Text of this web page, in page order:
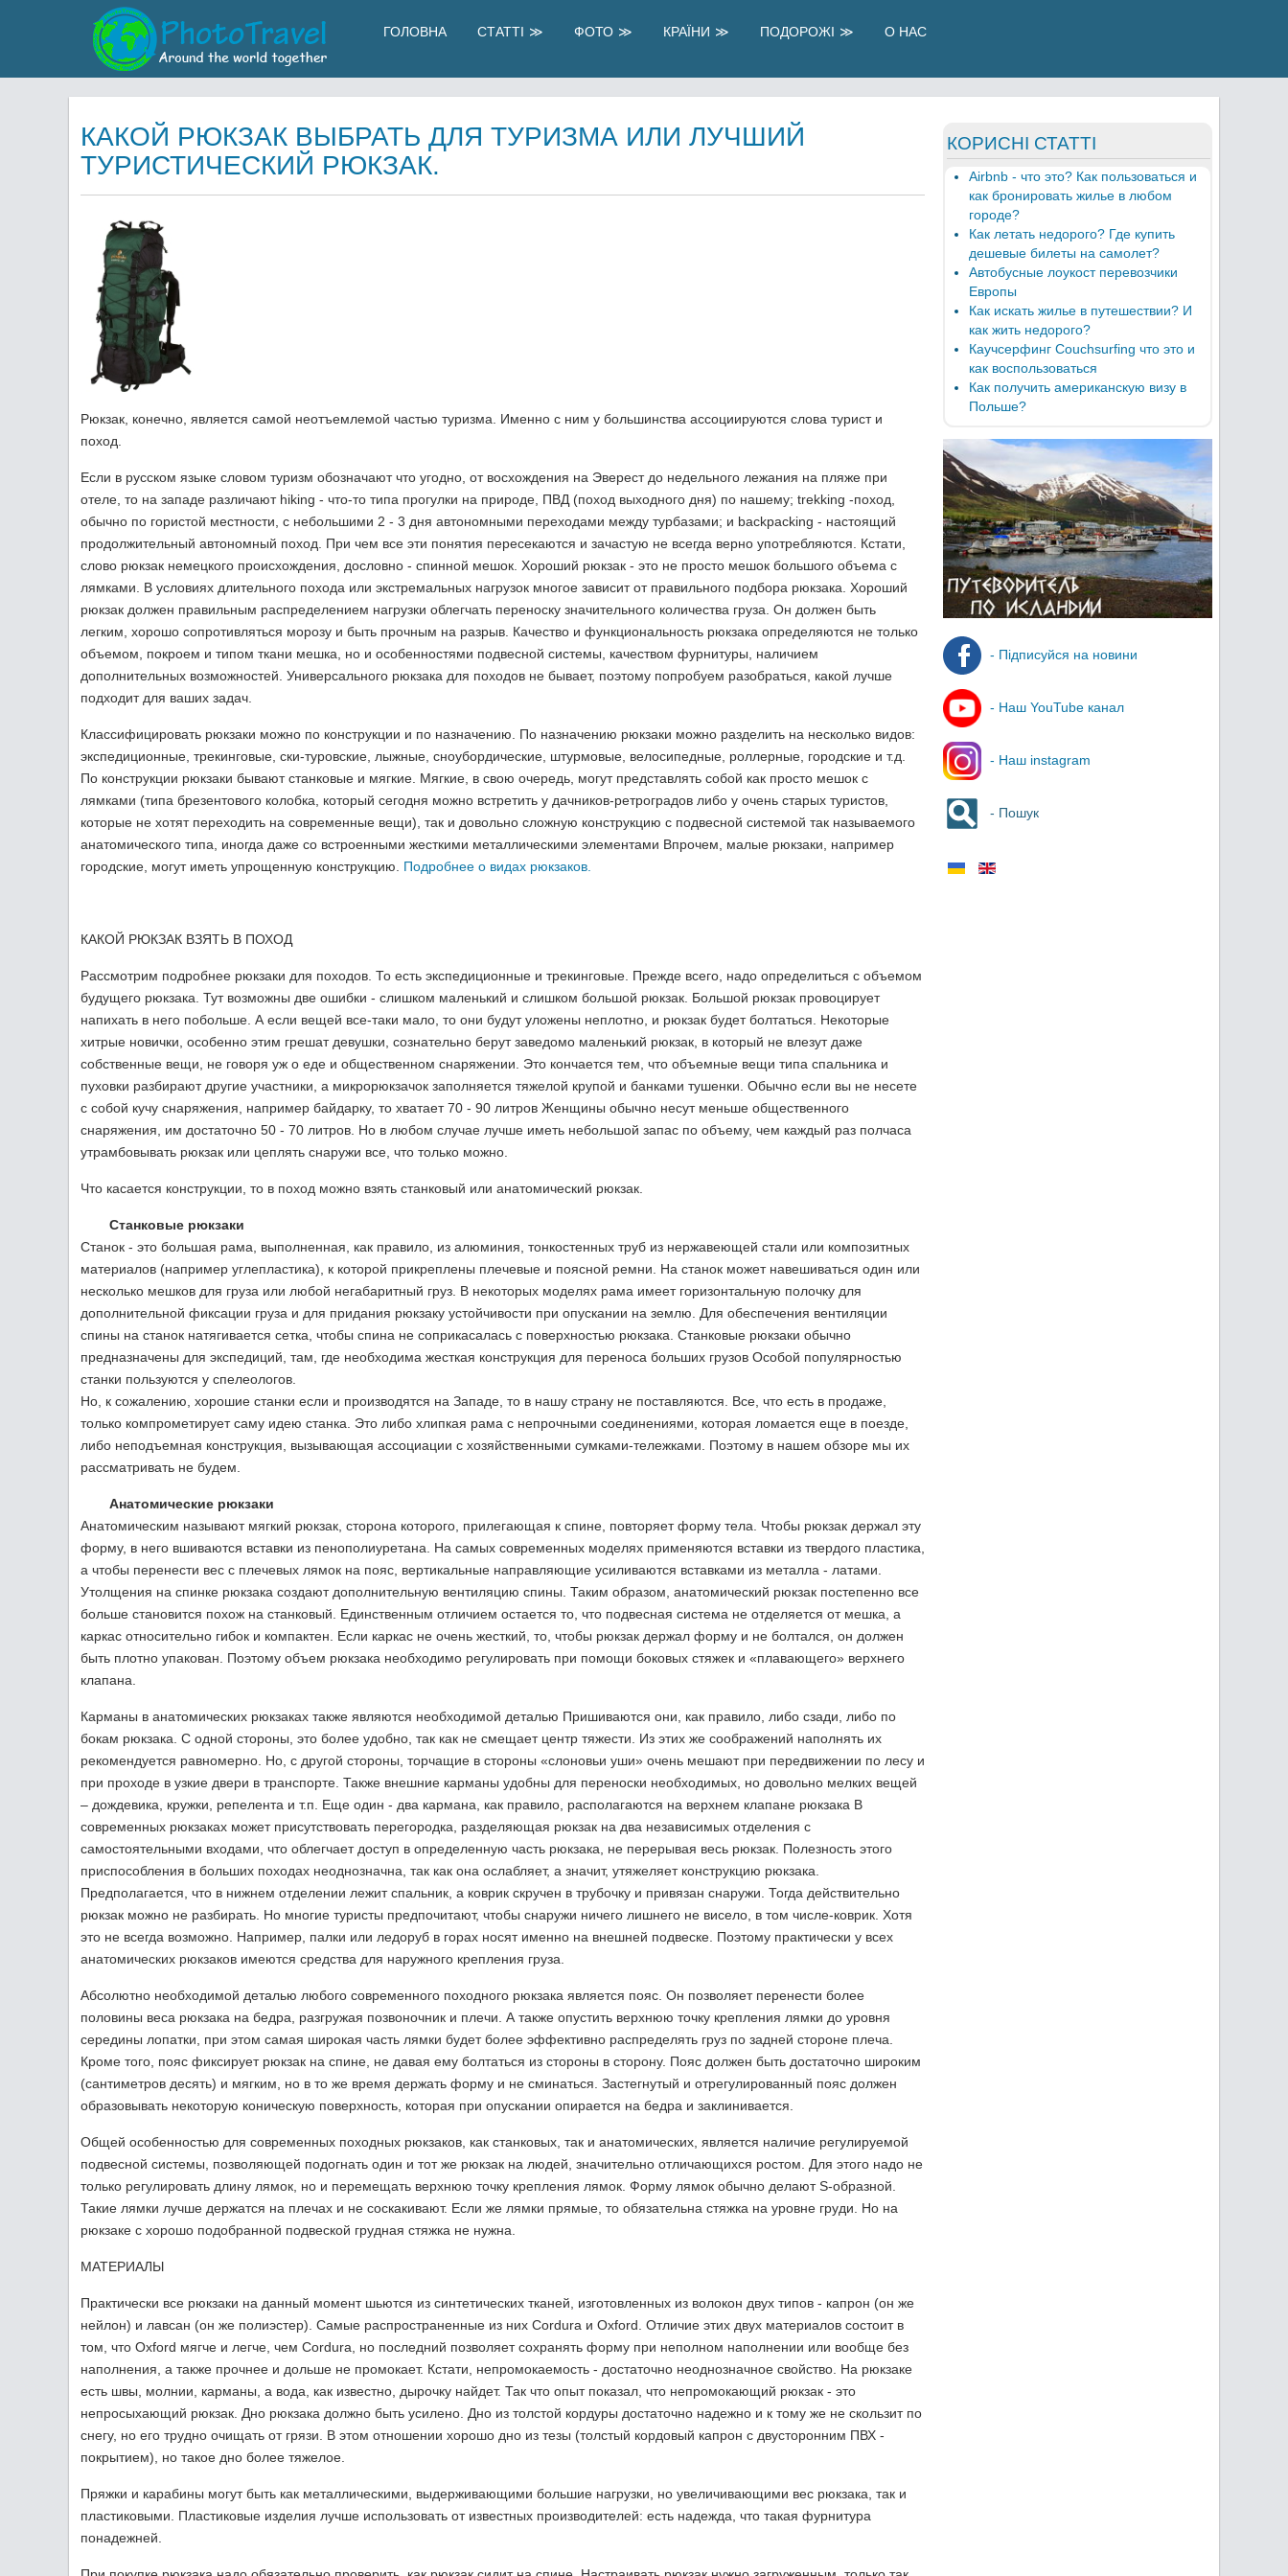
ГОЛОВНА СТАТТІ ФОТО КРАЇНИ ПОДОРОЖІ О НАС
КАКОЙ РЮКЗАК ВЫБРАТЬ ДЛЯ ТУРИЗМА ИЛИ ЛУЧШИЙ
ТУРИСТИЧЕСКИЙ РЮКЗАК.
Рюкзак, конечно, является самой неотъемлемой частью туризма. Именно с ним у большинства ассоциируются слова турист и
поход.
Если в русском языке словом туризм обозначают что угодно, от восхождения на Эверест до недельного лежания на пляже при
отеле, то на западе различают hiking - что-то типа прогулки на природе, ПВД (поход выходного дня) по нашему; trekking -поход,
обычно по гористой местности, с небольшими 2 - 3 дня автономными переходами между турбазами; и backpacking - настоящий
продолжительный автономный поход. При чем все эти понятия пересекаются и зачастую не всегда верно употребляются. Кстати,
слово рюкзак немецкого происхождения, дословно - спинной мешок. Хороший рюкзак - это не просто мешок большого объема с
лямками. В условиях длительного похода или экстремальных нагрузок многое зависит от правильного подбора рюкзака. Хороший
рюкзак должен правильным распределением нагрузки облегчать переноску значительного количества груза. Он должен быть
легким, хорошо сопротивляться морозу и быть прочным на разрыв. Качество и функциональность рюкзака определяются не только
объемом, покроем и типом ткани мешка, но и особенностями подвесной системы, качеством фурнитуры, наличием
дополнительных возможностей. Универсального рюкзака для походов не бывает, поэтому попробуем разобраться, какой лучше
подходит для ваших задач.
Классифицировать рюкзаки можно по конструкции и по назначению. По назначению рюкзаки можно разделить на несколько видов:
экспедиционные, трекинговые, ски-туровские, лыжные, сноубордические, штурмовые, велосипедные, роллерные, городские и т.д.
По конструкции рюкзаки бывают станковые и мягкие. Мягкие, в свою очередь, могут представлять собой как просто мешок с
лямками (типа брезентового колобка, который сегодня можно встретить у дачников-ретроградов либо у очень старых туристов,
которые не хотят переходить на современные вещи), так и довольно сложную конструкцию с подвесной системой так называемого
анатомического типа, иногда даже со встроенными жесткими металлическими элементами Впрочем, малые рюкзаки, например
городские, могут иметь упрощенную конструкцию. Подробнее о видах рюкзаков.
КАКОЙ РЮКЗАК ВЗЯТЬ В ПОХОД
Рассмотрим подробнее рюкзаки для походов. То есть экспедиционные и трекинговые. Прежде всего, надо определиться с объемом
будущего рюкзака. Тут возможны две ошибки - слишком маленький и слишком большой рюкзак. Большой рюкзак провоцирует
напихать в него побольше. А если вещей все-таки мало, то они будут уложены неплотно, и рюкзак будет болтаться. Некоторые
хитрые новички, особенно этим грешат девушки, сознательно берут заведомо маленький рюкзак, в который не влезут даже
собственные вещи, не говоря уж о еде и общественном снаряжении. Это кончается тем, что объемные вещи типа спальника и
пуховки разбирают другие участники, а микрорюкзачок заполняется тяжелой крупой и банками тушенки. Обычно если вы не несете
с собой кучу снаряжения, например байдарку, то хватает 70 - 90 литров Женщины обычно несут меньше общественного
снаряжения, им достаточно 50 - 70 литров. Но в любом случае лучше иметь небольшой запас по объему, чем каждый раз полчаса
утрамбовывать рюкзак или цеплять снаружи все, что только можно.
Что касается конструкции, то в поход можно взять станковый или анатомический рюкзак.
Станковые рюкзаки
Станок - это большая рама, выполненная, как правило, из алюминия, тонкостенных труб из нержавеющей стали или композитных
материалов (например углепластика), к которой прикреплены плечевые и поясной ремни. На станок может навешиваться один или
несколько мешков для груза или любой негабаритный груз. В некоторых моделях рама имеет горизонтальную полочку для
дополнительной фиксации груза и для придания рюкзаку устойчивости при опускании на землю. Для обеспечения вентиляции
спины на станок натягивается сетка, чтобы спина не соприкасалась с поверхностью рюкзака. Станковые рюкзаки обычно
предназначены для экспедиций, там, где необходима жесткая конструкция для переноса больших грузов Особой популярностью
станки пользуются у спелеологов.
Но, к сожалению, хорошие станки если и производятся на Западе, то в нашу страну не поставляются. Все, что есть в продаже,
только компрометирует саму идею станка. Это либо хлипкая рама с непрочными соединениями, которая ломается еще в поезде,
либо неподъемная конструкция, вызывающая ассоциации с хозяйственными сумками-тележками. Поэтому в нашем обзоре мы их
рассматривать не будем.
Анатомические рюкзаки
Анатомическим называют мягкий рюкзак, сторона которого, прилегающая к спине, повторяет форму тела. Чтобы рюкзак держал эту
форму, в него вшиваются вставки из пенополиуретана. На самых современных моделях применяются вставки из твердого пластика,
а чтобы перенести вес с плечевых лямок на пояс, вертикальные направляющие усиливаются вставками из металла - латами.
Утолщения на спинке рюкзака создают дополнительную вентиляцию спины. Таким образом, анатомический рюкзак постепенно все
больше становится похож на станковый. Единственным отличием остается то, что подвесная система не отделяется от мешка, а
каркас относительно гибок и компактен. Если каркас не очень жесткий, то, чтобы рюкзак держал форму и не болтался, он должен
быть плотно упакован. Поэтому объем рюкзака необходимо регулировать при помощи боковых стяжек и «плавающего» верхнего
клапана.
Карманы в анатомических рюкзаках также являются необходимой деталью Пришиваются они, как правило, либо сзади, либо по
бокам рюкзака. С одной стороны, это более удобно, так как не смещает центр тяжести. Из этих же соображений наполнять их
рекомендуется равномерно. Но, с другой стороны, торчащие в стороны «слоновьи уши» очень мешают при передвижении по лесу и
при проходе в узкие двери в транспорте. Также внешние карманы удобны для переноски необходимых, но довольно мелких вещей
– дождевика, кружки, репелента и т.п. Еще один - два кармана, как правило, располагаются на верхнем клапане рюкзака В
современных рюкзаках может присутствовать перегородка, разделяющая рюкзак на два независимых отделения с
самостоятельными входами, что облегчает доступ в определенную часть рюкзака, не перерывая весь рюкзак. Полезность этого
приспособления в больших походах неоднозначна, так как она ослабляет, а значит, утяжеляет конструкцию рюкзака.
Предполагается, что в нижнем отделении лежит спальник, а коврик скручен в трубочку и привязан снаружи. Тогда действительно
рюкзак можно не разбирать. Но многие туристы предпочитают, чтобы снаружи ничего лишнего не висело, в том числе-коврик. Хотя
это не всегда возможно. Например, палки или ледоруб в горах носят именно на внешней подвеске. Поэтому практически у всех
анатомических рюкзаков имеются средства для наружного крепления груза.
Абсолютно необходимой деталью любого современного походного рюкзака является пояс. Он позволяет перенести более
половины веса рюкзака на бедра, разгружая позвоночник и плечи. А также опустить верхнюю точку крепления лямки до уровня
середины лопатки, при этом самая широкая часть лямки будет более эффективно распределять груз по задней стороне плеча.
Кроме того, пояс фиксирует рюкзак на спине, не давая ему болтаться из стороны в сторону. Пояс должен быть достаточно широким
(сантиметров десять) и мягким, но в то же время держать форму и не сминаться. Застегнутый и отрегулированный пояс должен
образовывать некоторую коническую поверхность, которая при опускании опирается на бедра и заклинивается.
Общей особенностью для современных походных рюкзаков, как станковых, так и анатомических, является наличие регулируемой
подвесной системы, позволяющей подогнать один и тот же рюкзак на людей, значительно отличающихся ростом. Для этого надо не
только регулировать длину лямок, но и перемещать верхнюю точку крепления лямок. Форму лямок обычно делают S-образной.
Такие лямки лучше держатся на плечах и не соскакивают. Если же лямки прямые, то обязательна стяжка на уровне груди. Но на
рюкзаке с хорошо подобранной подвеской грудная стяжка не нужна.
MАТЕРИАЛЫ
Практически все рюкзаки на данный момент шьются из синтетических тканей, изготовленных из волокон двух типов - капрон (он же
нейлон) и лавсан (он же полиэстер). Самые распространенные из них Cordura и Oxford. Отличие этих двух материалов состоит в
том, что Oxford мягче и легче, чем Cordura, но последний позволяет сохранять форму при неполном наполнении или вообще без
наполнения, а также прочнее и дольше не промокает. Кстати, непромокаемость - достаточно неоднозначное свойство. На рюкзаке
есть швы, молнии, карманы, а вода, как известно, дырочку найдет. Так что опыт показал, что непромокающий рюкзак - это
непросыхающий рюкзак. Дно рюкзака должно быть усилено. Дно из толстой кордуры достаточно надежно и к тому же не скользит по
снегу, но его трудно очищать от грязи. В этом отношении хорошо дно из тезы (толстый кордовый капрон с двусторонним ПВХ -
покрытием), но такое дно более тяжелое.
Пряжки и карабины могут быть как металлическими, выдерживающими большие нагрузки, но увеличивающими вес рюкзака, так и
пластиковыми. Пластиковые изделия лучше использовать от известных производителей: есть надежда, что такая фурнитура
понадежней.
КОРИСНІ СТАТТІ
Airbnb - что это? Как пользоваться и
как бронировать жилье в любом
городе?
Как летать недорого? Где купить
дешевые билеты на самолет?
Автобусные лоукост перевозчики
Европы
Как искать жилье в путешествии? И
как жить недорого?
Каучсерфинг Couchsurfing что это и
как воспользоваться
Как получить американскую визу в
Польше?
- Підписуйся на новини
- Наш YouTube канал
- Наш instagram
- Пошук